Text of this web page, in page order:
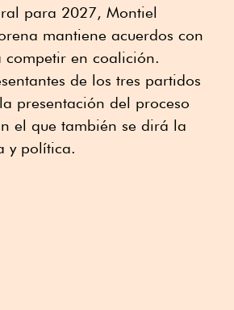
para 2027, Montiel
mantiene acuerdos con
competir en coalición.
de los tres partidos
presentación del proceso
el que también se dirá la
y política.